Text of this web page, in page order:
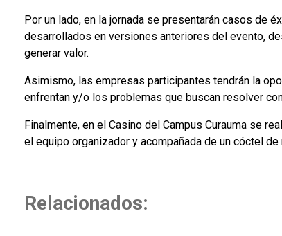
Por un lado, en la jornada se presentarán casos de
desarrollados en versiones anteriores del evento,
generar valor.
Asimismo, las empresas participantes tendrán la
enfrentan y/o los problemas que buscan resolver
Finalmente, en el Casino del Campus Curauma se
el equipo organizador y acompañada de un cóctel de
Relacionados: